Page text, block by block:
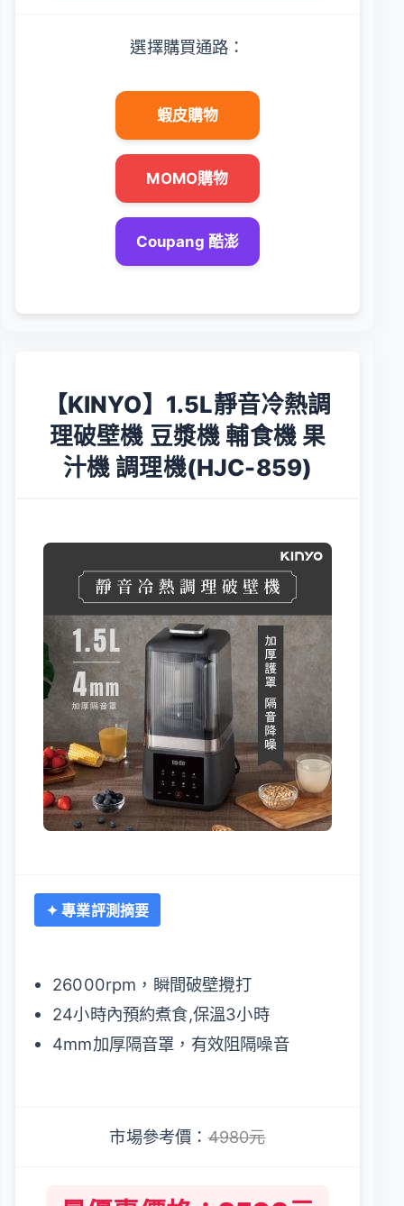
選擇購買通路：
蝦皮購物
MOMO購物
Coupang 酷澎
【KINYO】1.5L靜音冷熱調
理破壁機 豆漿機 輔食機 果
汁機 調理機(HJC-859)
✦ 專業評測摘要
26000rpm，瞬間破壁攪打
24小時內預約煮食,保溫3小時
4mm加厚隔音罩，有效阻隔噪音
市場參考價：4980元